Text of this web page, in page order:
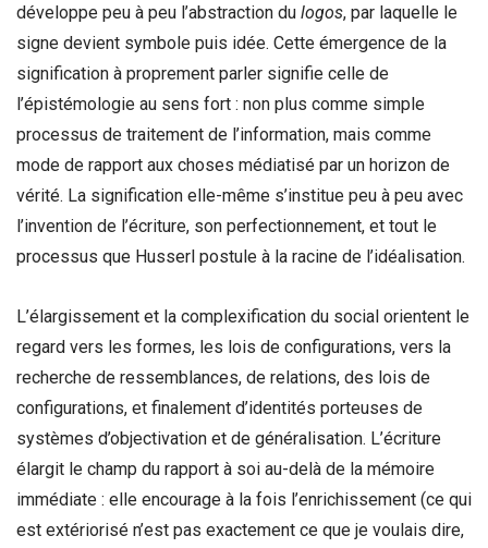
développe peu à peu l’abstraction du logos, par laquelle le
signe devient symbole puis idée. Cette émergence de la
signification à proprement parler signifie celle de
l’épistémologie au sens fort : non plus comme simple
processus de traitement de l’information, mais comme
mode de rapport aux choses médiatisé par un horizon de
vérité. La signification elle-même s’institue peu à peu avec
l’invention de l’écriture, son perfectionnement, et tout le
processus que Husserl postule à la racine de l’idéalisation.
L’élargissement et la complexification du social orientent le
regard vers les formes, les lois de configurations, vers la
recherche de ressemblances, de relations, des lois de
configurations, et finalement d’identités porteuses de
systèmes d’objectivation et de généralisation. L’écriture
élargit le champ du rapport à soi au-delà de la mémoire
immédiate : elle encourage à la fois l’enrichissement (ce qui
est extériorisé n’est pas exactement ce que je voulais dire,